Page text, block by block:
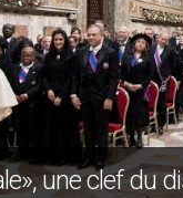
une clef du